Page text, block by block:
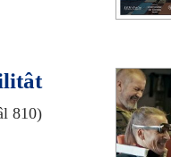
810)